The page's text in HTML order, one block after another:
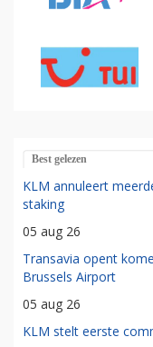
Best gelezen
KLM annuleert
staking
05 aug 26
Transavia opent
Brussels Airport
05 aug 26
KLM stelt eerste